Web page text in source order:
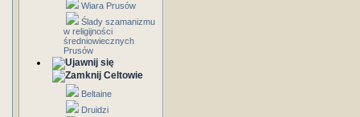
Wiara Prusów
Ślady szamanizmu
w religijności
średniowiecznych
Prusów
Celtowie
Beltaine
Druidzi